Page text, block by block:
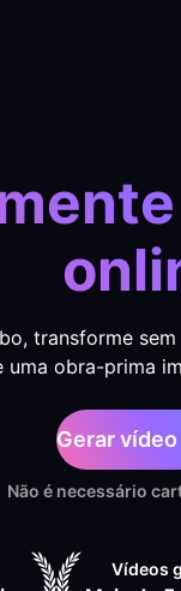
transforme
obra-prima
Gerar
Não é necessário
Vídeos